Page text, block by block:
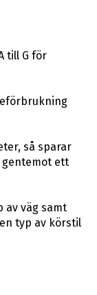
till G för
så sparar
gentemot ett
av väg samt
typ av körstil